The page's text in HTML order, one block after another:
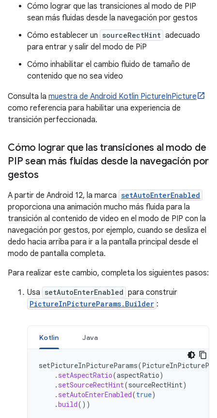
Cómo lograr que las transiciones al modo de PIP
sean más fluidas desde la navegación por gestos
Cómo establecer un sourceRectHint adecuado
para entrar y salir del modo de PiP
Cómo inhabilitar el cambio fluido de tamaño de
contenido que no sea video
Consulta la muestra de Android Kotlin PictureInPicture
como referencia para habilitar una experiencia de
transición perfeccionada.
Cómo lograr que las transiciones al modo de
PIP sean más fluidas desde la navegación por
gestos
A partir de Android 12, la marca setAutoEnterEnabled
proporciona una animación mucho más fluida para la
transición al contenido de video en el modo de PIP con la
navegación por gestos, por ejemplo, cuando se desliza el
dedo hacia arriba para ir a la pantalla principal desde el
modo de pantalla completa.
Para realizar este cambio, completa los siguientes pasos:
Usa setAutoEnterEnabled para construir
PictureInPictureParams.Builder :
Kotlin Java
setPictureInPictureParams(
. setAspectRatio(aspectRatio)
. setSourceRectHint(sourceRectHint)
. setAutoEnterEnabled(true)
.build())